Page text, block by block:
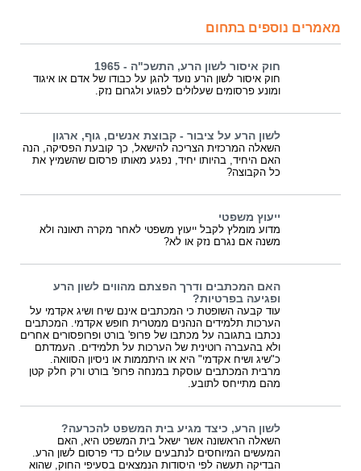
מאמרים נוספים בתחום
חוק איסור לשון הרע, התשכ"ה - 1965
חוק איסור לשון הרע נועד להגן על כבודו של אדם או איגוד
ומונע פרסומים שעלולים לפגוע ולגרום נזק.
לשון הרע על ציבור - קבוצת אנשים, גוף, ארגון
השאלה המרכזית הצריכה להישאל, כך קובעת הפסיקה, הנה
האם היחיד, בהיותו יחיד, נפגע מאותו פרסום שהשמיץ את
כל הקבוצה?
ייעוץ משפטי
מדוע מומלץ לקבל ייעוץ משפטי לאחר מקרה תאונה ולא
משנה אם נגרם נזק או לא?
האם המכתבים ודרך הפצתם מהווים לשון הרע
ופגיעה בפרטיות?
עוד קבעה השופטת כי המכתבים אינם שיח ושיג אקדמי על
הערכות תלמידים הנהנים ממטרית חופש אקדמי. המכתבים
נכתבו בתגובה על מכתבו של פרופ' בורט ופרופסורים אחרים
ולא בהעברה רוטינית של הערכות על תלמידים. העמדתם
כ"שיג ושיח אקדמי" היא או היתממות או ניסיון הסוואה.
מרבית המכתבים עוסקת במנחה פרופ' בורט ורק חלק קטן
מהם מתייחס לתובע.
לשון הרע, כיצד מגיע בית המשפט להכרעה?
השאלה הראשונה אשר ישאל בית המשפט היא, האם
המעשים המיוחסים לנתבעים עולים כדי פרסום לשון הרע.
הבדיקה תעשה לפי היסודות הנמצאים בסעיפי החוק, שהוא